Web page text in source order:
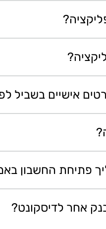
אישיים בשביל
החשבון
אחר לדיסקונט?